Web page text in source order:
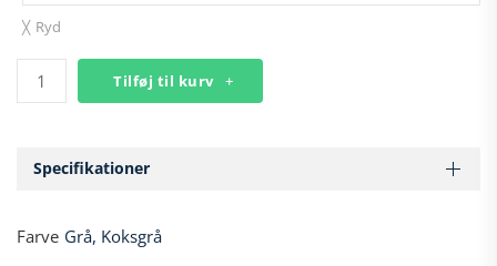
Ryd
Balancebold
Design
antal
Tilføj til kurv
Specifikationer
Farve Grå, Koksgrå